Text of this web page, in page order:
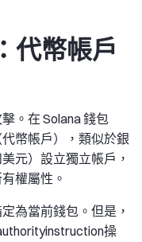
代幣帳戶
。在 Solana 錢包
幣帳戶），類似於銀
元）設立獨立帳戶，
權屬性。
為當前錢包。但是，
操